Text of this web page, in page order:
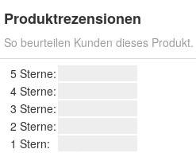
Produktrezensionen
So beurteilen Kunden dieses Produkt.
5 Sterne:
4 Sterne:
3 Sterne:
2 Sterne:
1 Stern: